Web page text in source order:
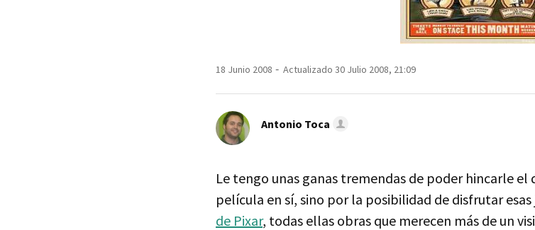
18 Junio 2008 Actualizado 30 Julio 2008, 21:09
Antonio Toca
Le tengo unas ganas tremendas de poder hincarle el
película en sí, sino por la posibilidad de disfrutar
de Pixar, todas ellas obras que merecen más de un